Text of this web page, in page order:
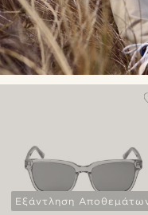
Εξάντληση